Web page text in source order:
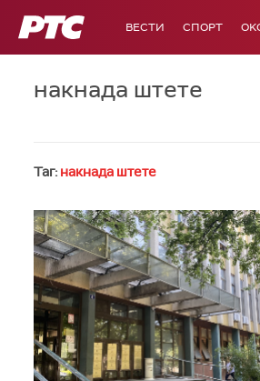
РТС ВЕСТИ СПОРТ
накнада штете
Таг: накнада штете